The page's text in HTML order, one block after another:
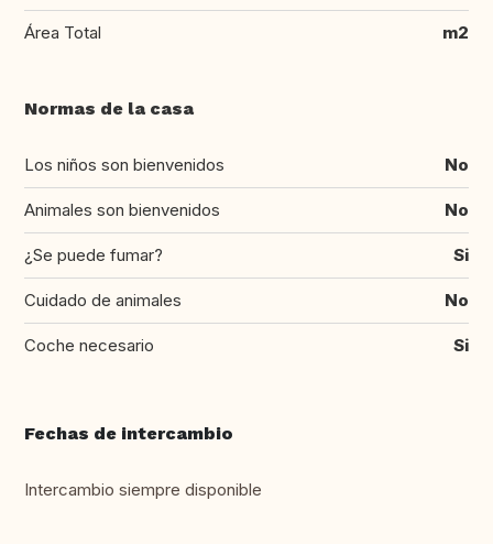
Área Total m2
Normas de la casa
Los niños son bienvenidos No
Animales son bienvenidos No
¿Se puede fumar? Si
Cuidado de animales No
Coche necesario Si
Fechas de intercambio
Intercambio siempre disponible